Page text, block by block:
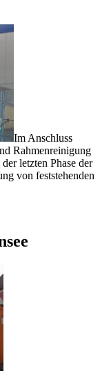
Im Anschluss
Rahmenreinigung
letzten Phase der
von feststehenden